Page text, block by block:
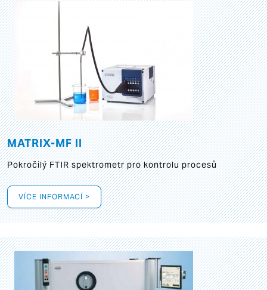
MATRIX-MF II
Pokročilý FTIR spektrometr pro kontrolu procesů
VÍCE INFORMACÍ >